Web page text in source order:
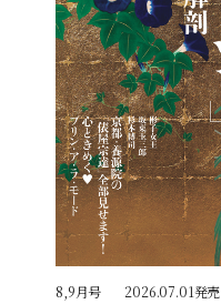
8,9月号 2026.07.01発売